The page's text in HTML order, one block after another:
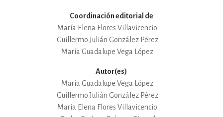
Coordinación editorial de
María Elena Flores Villavicencio
Guillermo Julián González Pérez
María Guadalupe Vega López
Autor(es)
María Guadalupe Vega López
Guillermo Julián González Pérez
María Elena Flores Villavicencio